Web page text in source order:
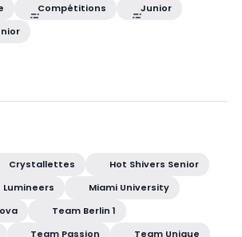
Compétitions
Junior
Crystallettes
Hot Shivers Senior
Lumineers
Miami University
Team Berlin 1
Team Passion Team Unique